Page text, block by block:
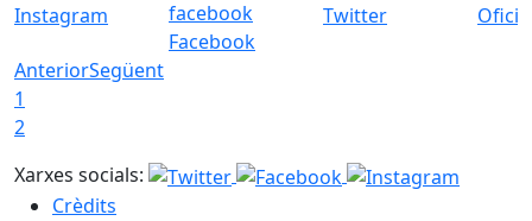
Instagram
Facebook
Twitter
AnteriorSegüent
1
2
Xarxes socials:
Crèdits